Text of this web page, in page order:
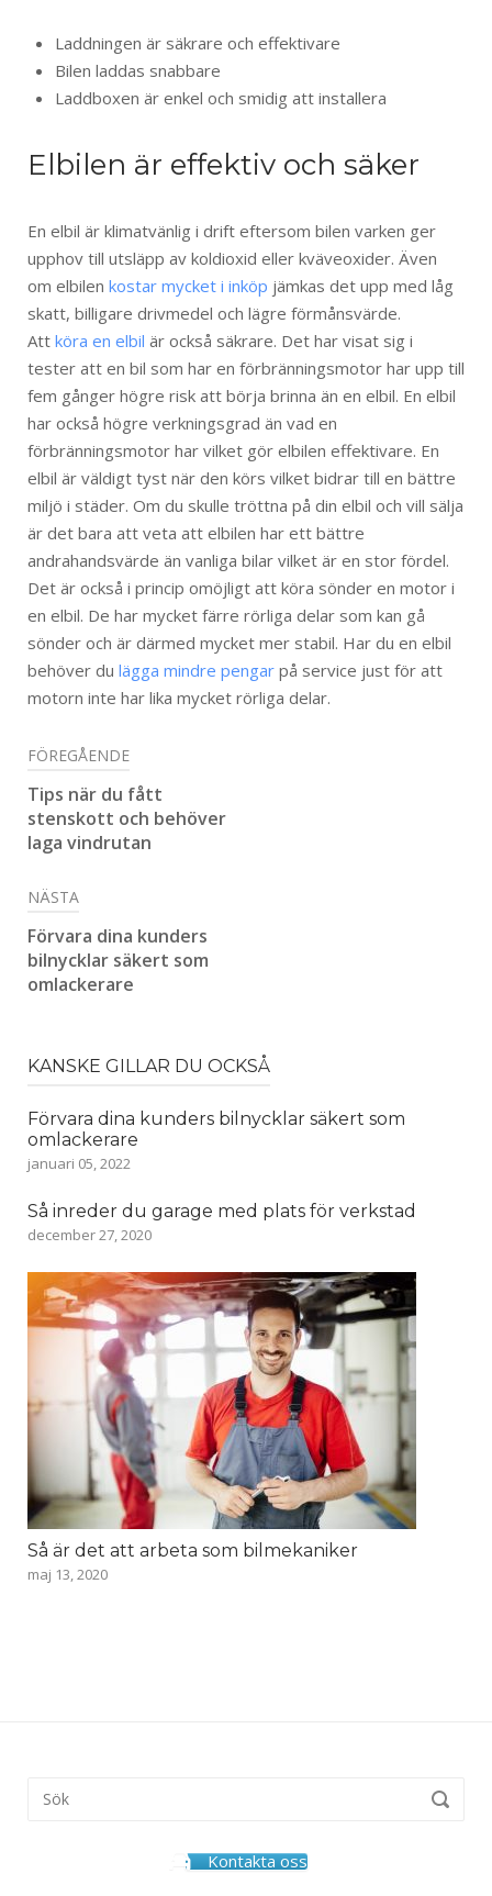
Laddningen är säkrare och effektivare
Bilen laddas snabbare
Laddboxen är enkel och smidig att installera
Elbilen är effektiv och säker
En elbil är klimatvänlig i drift eftersom bilen varken ger
upphov till utsläpp av koldioxid eller kväveoxider. Även
om elbilen kostar mycket i inköp jämkas det upp med låg
skatt, billigare drivmedel och lägre förmånsvärde.
Att köra en elbil är också säkrare. Det har visat sig i
tester att en bil som har en förbränningsmotor har upp till
fem gånger högre risk att börja brinna än en elbil. En elbil
har också högre verkningsgrad än vad en
förbränningsmotor har vilket gör elbilen effektivare. En
elbil är väldigt tyst när den körs vilket bidrar till en bättre
miljö i städer. Om du skulle tröttna på din elbil och vill sälja
är det bara att veta att elbilen har ett bättre
andrahandsvärde än vanliga bilar vilket är en stor fördel.
Det är också i princip omöjligt att köra sönder en motor i
en elbil. De har mycket färre rörliga delar som kan gå
sönder och är därmed mycket mer stabil. Har du en elbil
behöver du lägga mindre pengar på service just för att
motorn inte har lika mycket rörliga delar.
FÖREGÅENDE
Tips när du fått
stenskott och behöver
laga vindrutan
NÄSTA
Förvara dina kunders
bilnycklar säkert som
omlackerare
KANSKE GILLAR DU OCKSÅ
Förvara dina kunders bilnycklar säkert som
omlackerare
januari 05, 2022
Så inreder du garage med plats för verkstad
december 27, 2020
Så är det att arbeta som bilmekaniker
maj 13, 2020
Kontakta oss